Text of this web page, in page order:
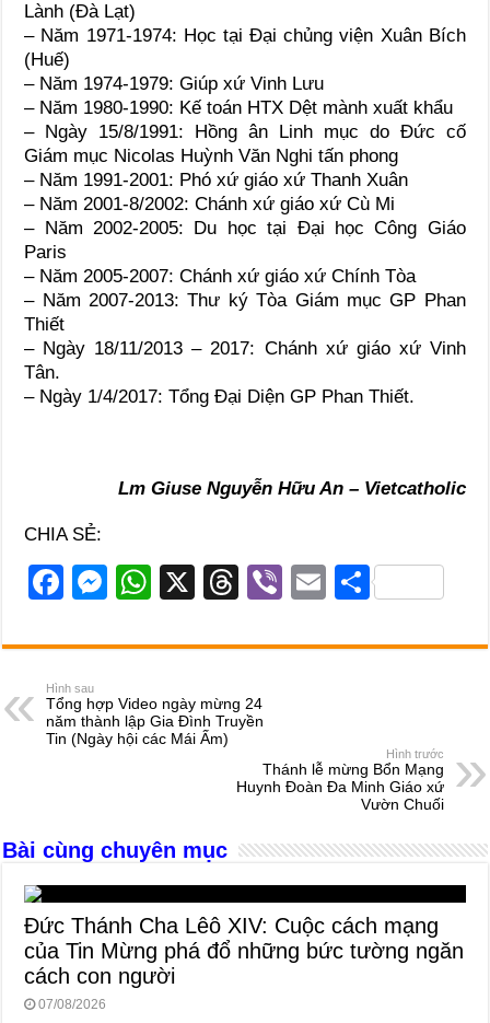
Lành (Đà Lạt)
– Năm 1971-1974: Học tại Đại chủng viện Xuân Bích
(Huế)
– Năm 1974-1979: Giúp xứ Vinh Lưu
– Năm 1980-1990: Kế toán HTX Dệt mành xuất khẩu
– Ngày 15/8/1991: Hồng ân Linh mục do Đức cố
Giám mục Nicolas Huỳnh Văn Nghi tấn phong
– Năm 1991-2001: Phó xứ giáo xứ Thanh Xuân
– Năm 2001-8/2002: Chánh xứ giáo xứ Cù Mi
– Năm 2002-2005: Du học tại Đại học Công Giáo
Paris
– Năm 2005-2007: Chánh xứ giáo xứ Chính Tòa
– Năm 2007-2013: Thư ký Tòa Giám mục GP Phan
Thiết
– Ngày 18/11/2013 – 2017: Chánh xứ giáo xứ Vinh
Tân.
– Ngày 1/4/2017: Tổng Đại Diện GP Phan Thiết.
Lm Giuse Nguyễn Hữu An – Vietcatholic
CHIA SẺ:
F
c
e
b
o
M
ss
e
n
g
W
at
A
p
X
T
e
a
d
Vi
er
E
ail
S
ar
Hình sau
Tổng hợp Video ngày mừng 24
năm thành lập Gia Đình Truyền
Tin (Ngày hội các Mái Ấm)
Hình trước
Thánh lễ mừng Bổn Mạng
Huynh Đoàn Đa Minh Giáo xứ
Vườn Chuối
Bài cùng chuyên mục
Đức Thánh Cha Lêô XIV: Cuộc cách mạng
của Tin Mừng phá đổ những bức tường ngăn
cách con người
07/08/2026